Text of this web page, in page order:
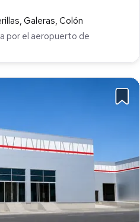
Galeras, Colón
por el aeropuerto de